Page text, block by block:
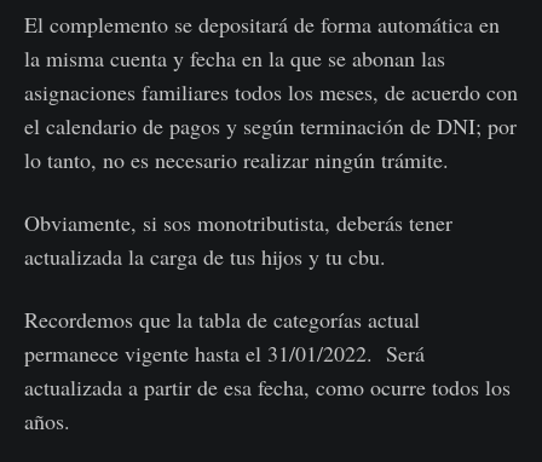
El complemento se depositará de forma automática en
la misma cuenta y fecha en la que se abonan las
asignaciones familiares todos los meses, de acuerdo con
el calendario de pagos y según terminación de DNI; por
lo tanto, no es necesario realizar ningún trámite.
Obviamente, si sos monotributista, deberás tener
actualizada la carga de tus hijos y tu cbu.
Recordemos que la tabla de categorías actual
permanece vigente hasta el 31/01/2022. Será
actualizada a partir de esa fecha, como ocurre todos los
años.